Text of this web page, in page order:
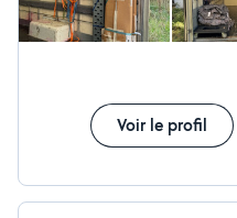
Voir le profil